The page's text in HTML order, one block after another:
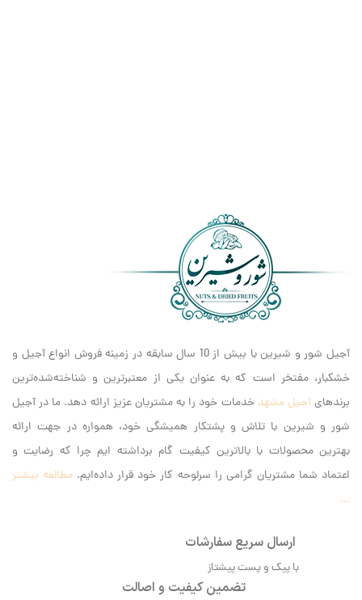
آجیل شور و شیرین با بیش از 10 سال سابقه در زمینه فروش انواع آجیل و
خشکبار، مفتخر است که به عنوان یکی از معتبرترین و شناخته‌شده‌ترین
برندهایآجیل مشهد خدمات خود را به مشتریان عزیز ارائه دهد. ما در آجیل
شور و شیرین با تلاش و پشتکار همیشگی خود، همواره در جهت ارائه
بهترین محصولات با بالاترین کیفیت گام برداشته ایم‌ چرا که رضایت و
اعتماد شما مشتریان گرامی را سرلوحه کار خود قرار داده‌ایم. مطالعه بیشتر
...
ارسال سریع سفارشات
با پیک و پست پیشتاز
تضمین کیفیت و اصالت